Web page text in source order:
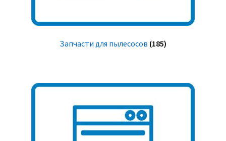
Запчасти для пылесосов (185)